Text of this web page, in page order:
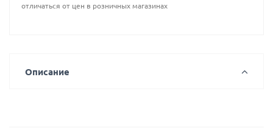
отличаться от цен в розничных магазинах
Описание